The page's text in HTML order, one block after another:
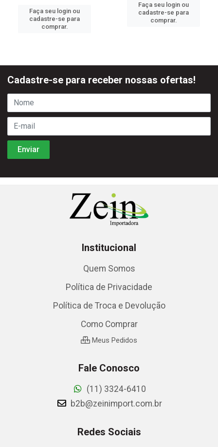
Faça seu login ou
cadastre-se para
comprar.
Faça seu login ou
cadastre-se para
comprar.
Cadastre-se para receber nossas ofertas!
Institucional
Quem Somos
Política de Privacidade
Política de Troca e Devolução
Como Comprar
Meus Pedidos
Fale Conosco
(11) 3324-6410
b2b@zeinimport.com.br
Redes Sociais